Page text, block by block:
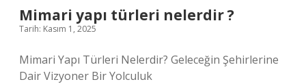
Mimari yapı türleri nelerdir ?
Tarih: Kasım 1, 2025
Mimari Yapı Türleri Nelerdir? Geleceğin Şehirlerine
Dair Vizyoner Bir Yolculuk